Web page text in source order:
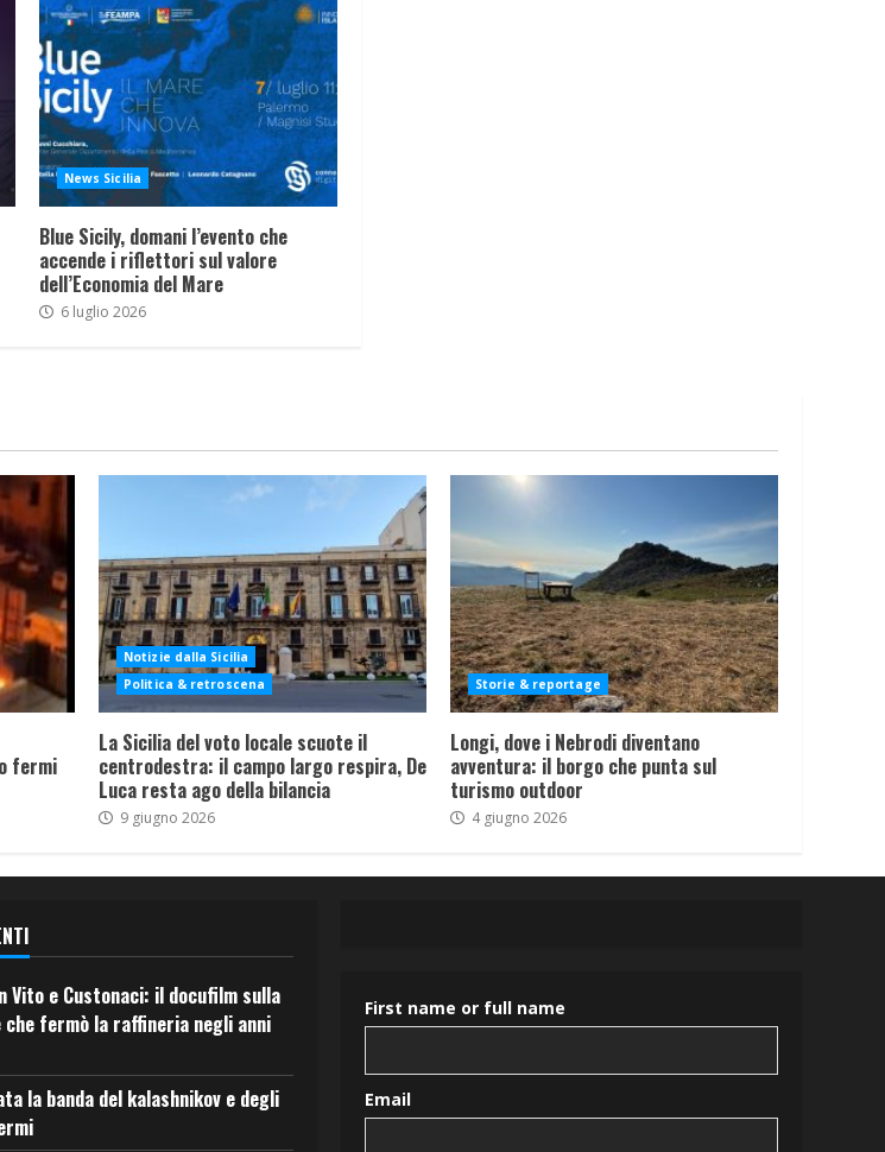
News Sicilia
Blue Sicily, domani l’evento che
accende i riflettori sul valore
dell’Economia del Mare
6 luglio 2026
fermi
Notizie dalla Sicilia
Politica & retroscena
La Sicilia del voto locale scuote il
centrodestra: il campo largo respira, De
Luca resta ago della bilancia
9 giugno 2026
Storie & reportage
Longi, dove i Nebrodi diventano
avventura: il borgo che punta sul
turismo outdoor
4 giugno 2026
Vito e Custonaci: il docufilm sulla
fermò la raffineria negli anni
la banda del kalashnikov e degli
First name or full name
Email